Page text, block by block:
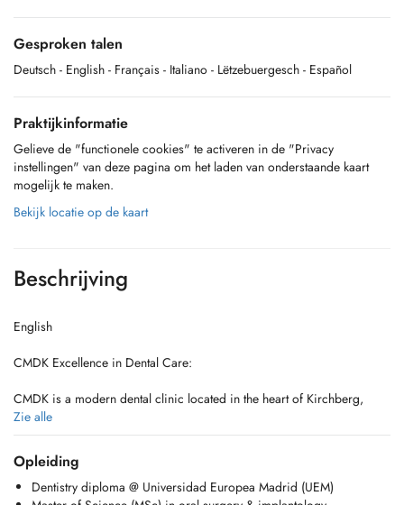
Gesproken talen
Deutsch - English - Français - Italiano - Lëtzebuergesch - Español
Praktijkinformatie
Gelieve de "functionele cookies" te activeren in de "Privacy
instellingen" van deze pagina om het laden van onderstaande kaart
mogelijk te maken.
Bekijk locatie op de kaart
Beschrijving
English
CMDK Excellence in Dental Care:
CMDK is a modern dental clinic located in the heart of Kirchberg,
Luxembourg, combining advanced dentistry with personalized patient
care. Our highly qualified team works with precision, empathy, and
state-of-the-art technology.
We provide a full range of dental services, from preventive care to
Zie alle
Opleiding
Dentistry diploma @ Universidad Europea Madrid (UEM)